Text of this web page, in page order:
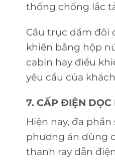
thống chống lắc
Cầu trục dầm đôi
khiển bằng hộp
cabin hay điều
yêu cầu của
7. CẤP ĐIỆN DỌC
Hiện nay, đa phần
phương án dùng
thanh ray dẫn